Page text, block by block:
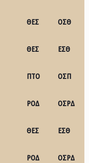
ΘΕΣ ΟΣΘ
ΘΕΣ ΕΣΘ
ΠΤΟ ΟΣΠ
ΡΟΔ ΟΣΡΔ
ΘΕΣ ΕΣΘ
ΡΟΔ ΟΣΡΔ